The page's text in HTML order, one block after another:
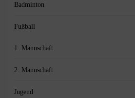
Badminton
Fußball
1. Mannschaft
2. Mannschaft
Jugend